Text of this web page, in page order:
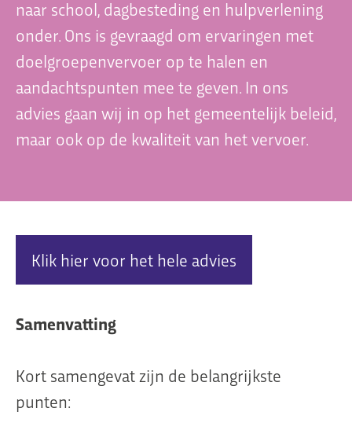
Organisatie
Dit is Jeugdplatform Amsterdam
De adviesgroep
Teamleden
naar school, dagbesteding en hulpverlening
onder. Ons is gevraagd om ervaringen met
doelgroepenvervoer op te halen en
aandachtspunten mee te geven. In ons
advies gaan wij in op het gemeentelijk beleid,
maar ook op de kwaliteit van het vervoer.
Klik hier voor het hele advies
Samenvatting
Kort samengevat zijn de belangrijkste
punten: